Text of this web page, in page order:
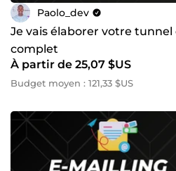
Paolo_dev
Je vais élaborer votre
complet
À partir de 25,07 $US
Budget moyen : 121,33 $US